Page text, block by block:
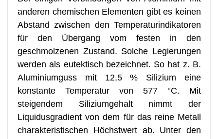
anderen chemischen Elementen gibt es keinen
Abstand zwischen den Temperaturindikatoren
für den Übergang vom festen in den
geschmolzenen Zustand. Solche Legierungen
werden als eutektisch bezeichnet. So hat z. B.
Aluminiumguss mit 12,5 % Silizium eine
konstante Temperatur von 577 °C. Mit
steigendem Siliziumgehalt nimmt der
Liquidusgradient von dem für das reine Metall
charakteristischen Höchstwert ab. Unter den